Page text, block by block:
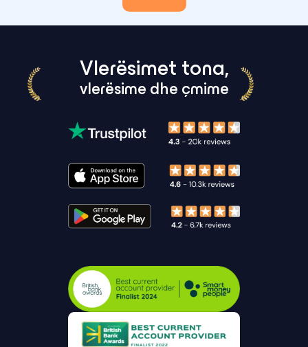
Vlerësimet tona,
vlerësime dhe çmime